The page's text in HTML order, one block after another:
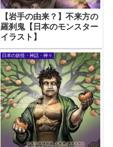
【岩手の由来？】不来方の
羅刹鬼【日本のモンスター
イラスト】
日本の妖怪・神話・神々